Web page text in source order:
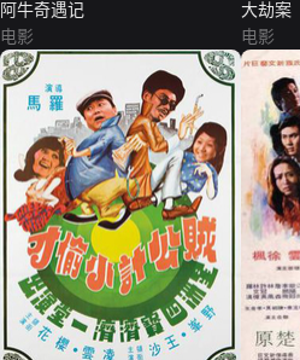
阿牛奇遇记
电影
大劫案
电影